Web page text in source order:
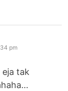
pm
eja tak